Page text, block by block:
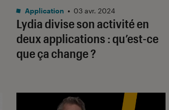
Lydia divise son activité en
deux applications : qu’est-ce
que ça change ?
Application • 03 avr. 2024